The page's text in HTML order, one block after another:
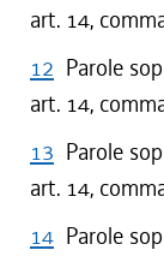
art. 14,
12 Parole
art. 14,
13 Parole
art. 14,
14 Parole